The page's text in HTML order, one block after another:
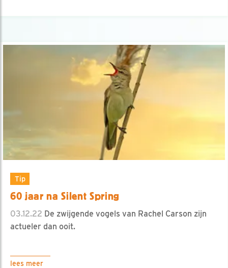
Tip
60 jaar na Silent Spring
03.12.22 De zwijgende vogels van Rachel Carson zijn
actueler dan ooit.
lees meer